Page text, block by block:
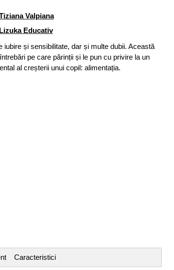
Valpiana
Lizuka Educativ
iubire și sensibilitate, dar și multe dubii. Această
pe care părinții și le pun cu privire la un
al creșterii unui copil: alimentația.
Caracteristici